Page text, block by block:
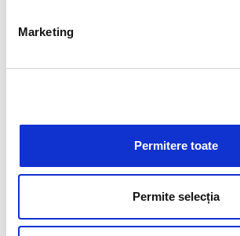
Marketing
Permitere toate
Permite selecția
Transparență
Prezentarea detaliată a procesului
cunoașterea reglementărilor